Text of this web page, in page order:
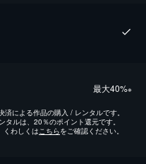
最⼤40%※
による作品の購入 / レンタルです。
ルは、20％のポイント還元です。
くわしくは こちらをご確認ください。